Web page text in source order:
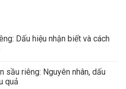
Dấu hiệu nhận biết và cách
sầu riêng: Nguyên nhân, dấu
quả